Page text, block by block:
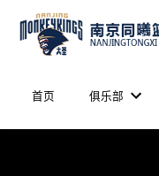
content
首页 俱乐部